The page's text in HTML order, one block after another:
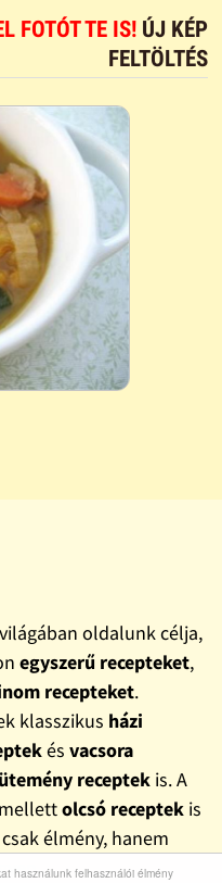
használunk felhasználói élmény
FOTÓT TE IS! ÚJ KÉP
FELTÖLTÉS
oldalunk célja,
egyszerű recepteket,
recepteket.
klasszikus házi
és vacsora
receptekis. A
olcsó receptekis
élmény, hanem